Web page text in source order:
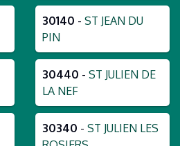
30140 - ST JEAN DU
PIN
30440 - ST JULIEN DE
LA NEF
30340 - ST JULIEN LES